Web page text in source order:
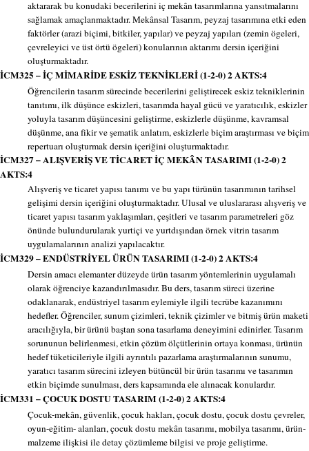
aktararak bu konudaki becerilerini iç mekân tasarımlarına yansıtmalarını
sağlamak amaçlanmaktadır. Mekânsal Tasarım, peyzaj tasarımına etki eden
faktörler (arazi biçimi, bitkiler, yapılar) ve peyzaj yapıları (zemin ögeleri,
çevreleyici ve üst örtü ögeleri) konularının aktarımı dersin içeriğini
oluşturmaktadır.
İCM325 – İÇ MİMARİDE ESKİZ TEKNİKLERİ (1-2-0) 2 AKTS:4
Öğrencilerin tasarım sürecinde becerilerini geliştirecek eskiz tekniklerinin
tanıtımı, ilk düşünce eskizleri, tasarımda hayal gücü ve yaratıcılık, eskizler
yoluyla tasarım düşüncesini geliştirme, eskizlerle düşünme, kavramsal
düşünme, ana fikir ve şematik anlatım, eskizlerle biçim araştırması ve biçim
repertuarı oluşturmak dersin içeriğini oluşturmaktadır.
İCM327 – ALIŞVERİŞ VE TİCARET İÇ MEKÂN TASARIMI (1-2-0) 2
AKTS:4
Alışveriş ve ticaret yapısı tanımı ve bu yapı türünün tasarımının tarihsel
gelişimi dersin içeriğini oluşturmaktadır. Ulusal ve uluslararası alışveriş ve
ticaret yapısı tasarım yaklaşımları, çeşitleri ve tasarım parametreleri göz
önünde bulundurularak yurtiçi ve yurtdışından örnek vitrin tasarım
uygulamalarının analizi yapılacaktır.
İCM329 – ENDÜSTRİYEL ÜRÜN TASARIMI (1-2-0) 2 AKTS:4
Dersin amacı elemanter düzeyde ürün tasarım yöntemlerinin uygulamalı
olarak öğrenciye kazandırılmasıdır. Bu ders, tasarım süreci üzerine
odaklanarak, endüstriyel tasarım eylemiyle ilgili tecrübe kazanımını
hedefler. Öğrenciler, sunum çizimleri, teknik çizimler ve bitmiş ürün maketi
aracılığıyla, bir ürünü baştan sona tasarlama deneyimini edinirler. Tasarım
sorununun belirlenmesi, etkin çözüm ölçütlerinin ortaya konması, ürünün
hedef tüketicileriyle ilgili ayrıntılı pazarlama araştırmalarının sunumu,
yaratıcı tasarım sürecini izleyen bütüncül bir ürün tasarımı ve tasarımın
etkin biçimde sunulması, ders kapsamında ele alınacak konulardır.
İCM331 – ÇOCUK DOSTU TASARIM (1-2-0) 2 AKTS:4
Çocuk-mekân, güvenlik, çocuk hakları, çocuk dostu, çocuk dostu çevreler,
oyun-eğitim- alanları, çocuk dostu mekân tasarımı, mobilya tasarımı, ürün-
malzeme ilişkisi ile detay çözümleme bilgisi ve proje geliştirme.